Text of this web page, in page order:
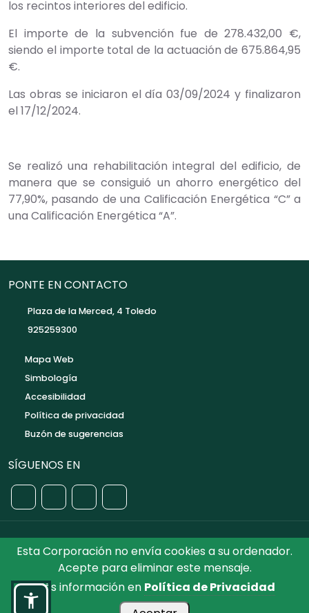
Esta Corporación no envía cookies a su ordenador.
Acepte para eliminar este mensaje.
Más información en Política de Privacidad
los recintos interiores del edificio.
El importe de la subvención fue de 278.432,00 €,
siendo el importe total de la actuación de 675.864,95
€.
Las obras se iniciaron el día 03/09/2024 y finalizaron
el 17/12/2024.
Se realizó una rehabilitación integral del edificio, de
manera que se consiguió un ahorro energético del
77,90%, pasando de una Calificación Energética “C” a
una Calificación Energética “A”.
PONTE EN CONTACTO
Plaza de la Merced, 4 Toledo
925259300
Mapa Web
Simbología
Accesibilidad
Política de privacidad
Buzón de sugerencias
SÍGUENOS EN
©2026 Diputación de Toledo. Reservados todos los
Derechos. Diseñado por Diputación de Toledo